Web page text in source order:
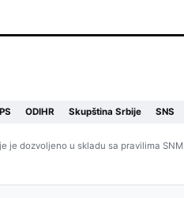
ODIHR Skupština Srbije SNS
je dozvoljeno u skladu sa pravilima